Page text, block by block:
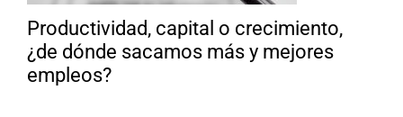
Productividad, capital o crecimiento,
¿de dónde sacamos más y mejores
empleos?